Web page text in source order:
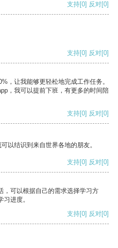
支持[0] 反对[0]
支持[0] 反对[0]
，让我能够更轻松地完成工作任务。
，我可以提前下班，有更多的时间陪
支持[0] 反对[0]
以结识到来自世界各地的朋友。
支持[0] 反对[0]
，可以根据自己的需求选择学习方
进度。
支持[0] 反对[0]